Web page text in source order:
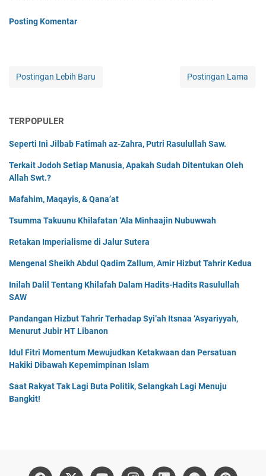
Posting Komentar
Postingan Lebih Baru Postingan Lama
TERPOPULER
Seperti Ini Jilbab Fatimah az-Zahra, Putri Rasulullah Saw.
Terkait Jodoh Setiap Manusia, Apakah Sudah Ditentukan Oleh
Allah Swt.?
Mafahim, Maqayis, & Qana’at
Tsumma Takuunu Khilafatan ‘Ala Minhaajin Nubuwwah
Retakan Imperialisme di Jalur Sutera
Mengenal Sheikh Abdul Qadim Zallum, Amir Hizbut Tahrir Kedua
Inilah Dalil Tentang Khilafah Dalam Hadits-Hadits Rasulullah
SAW
Pandangan Hizbut Tahrir Terhadap Syi’ah Itsnaa ‘Asyariyyah,
Menurut Jubir HT Libanon
Idul Fitri Momentum Mewujudkan Ketakwaan dan Persatuan
Hakiki Dibawah Kepemimpinan Islam
Saat Rakyat Tak Lagi Buta Politik, Selangkah Lagi Menuju
Bangkit!